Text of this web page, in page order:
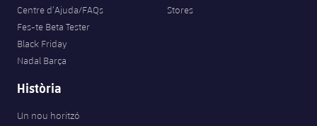
Centre d’Ajuda/FAQs
Fes-te Beta Tester
Black Friday
Nadal Barça
Stores
Història
Un nou horitzó